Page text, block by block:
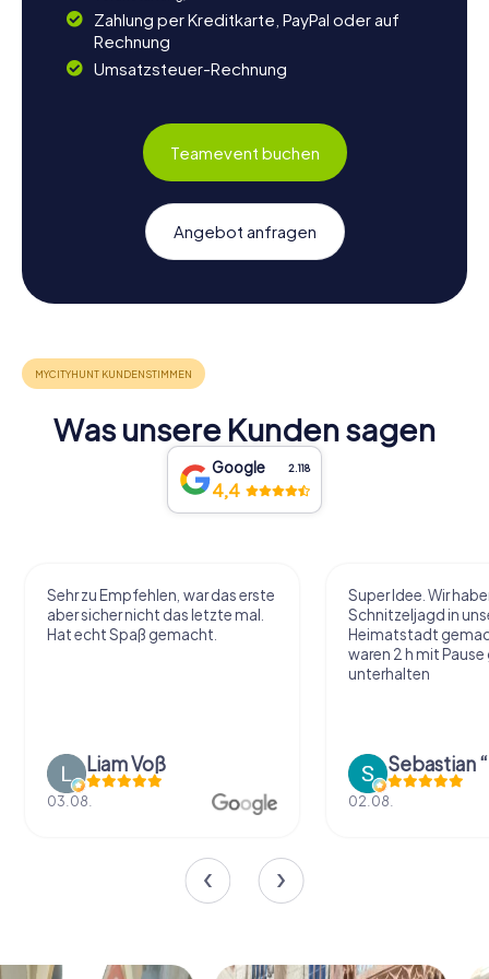
Zahlung per Kreditkarte, PayPal oder auf
Rechnung
Umsatzsteuer-Rechnung
Teamevent buchen
Angebot anfragen
Was unsere Kunden sagen
Google 2.118
4,4
Sehr zu Empfehlen, war das erste
aber sicher nicht das letzte mal.
Hat echt Spaß gemacht.
Liam Voß
03.08.
Super Idee. Wir
Schnitzeljagd in
Heimatstadt
waren 2 h mit
unterhalten
02.08.